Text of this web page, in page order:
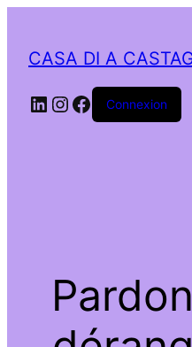
CASA DI A
LinkedIn
Instagram
Facebook
Connexion